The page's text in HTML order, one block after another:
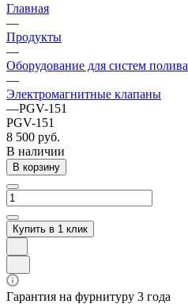
Главная
—
Продукты
—
Оборудование для систем полива
—
Электромагнитные клапаны
—PGV-151
PGV-151
8 500 руб.
В наличии
В корзину
Купить в 1 клик
Гарантия на фурнитуру 3 года